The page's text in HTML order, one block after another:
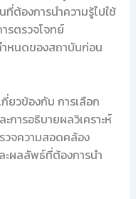
ที่ต้องการนำความรู้ไปใช้
รตรวจโจทย์
หนดของสถาบันก่อน
ยวข้องกับ การเลือก
การอธิบายผลวิเคราะห์
วจความสอดคล้อง
ะผลลัพธ์ที่ต้องการนำ